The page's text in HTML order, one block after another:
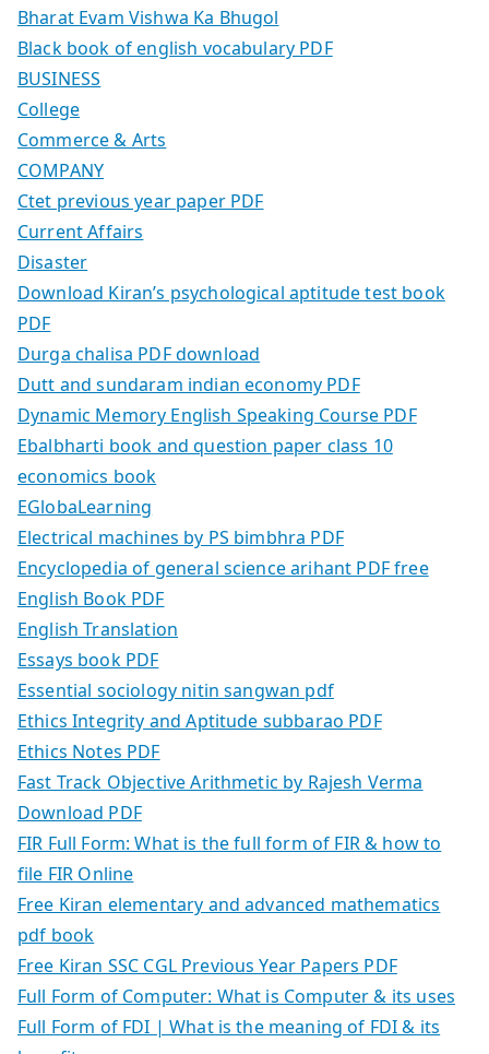
Bharat Evam Vishwa Ka Bhugol
Black book of english vocabulary PDF
BUSINESS
College
Commerce & Arts
COMPANY
Ctet previous year paper PDF
Current Affairs
Disaster
Download Kiran’s psychological aptitude test book
PDF
Durga chalisa PDF download
Dutt and sundaram indian economy PDF
Dynamic Memory English Speaking Course PDF
Ebalbharti book and question paper class 10
economics book
EGlobaLearning
Electrical machines by PS bimbhra PDF
Encyclopedia of general science arihant PDF free
English Book PDF
English Translation
Essays book PDF
Essential sociology nitin sangwan pdf
Ethics Integrity and Aptitude subbarao PDF
Ethics Notes PDF
Fast Track Objective Arithmetic by Rajesh Verma
Download PDF
FIR Full Form: What is the full form of FIR & how to
file FIR Online
Free Kiran elementary and advanced mathematics
pdf book
Free Kiran SSC CGL Previous Year Papers PDF
Full Form of Computer: What is Computer & its uses
Full Form of FDI | What is the meaning of FDI & its